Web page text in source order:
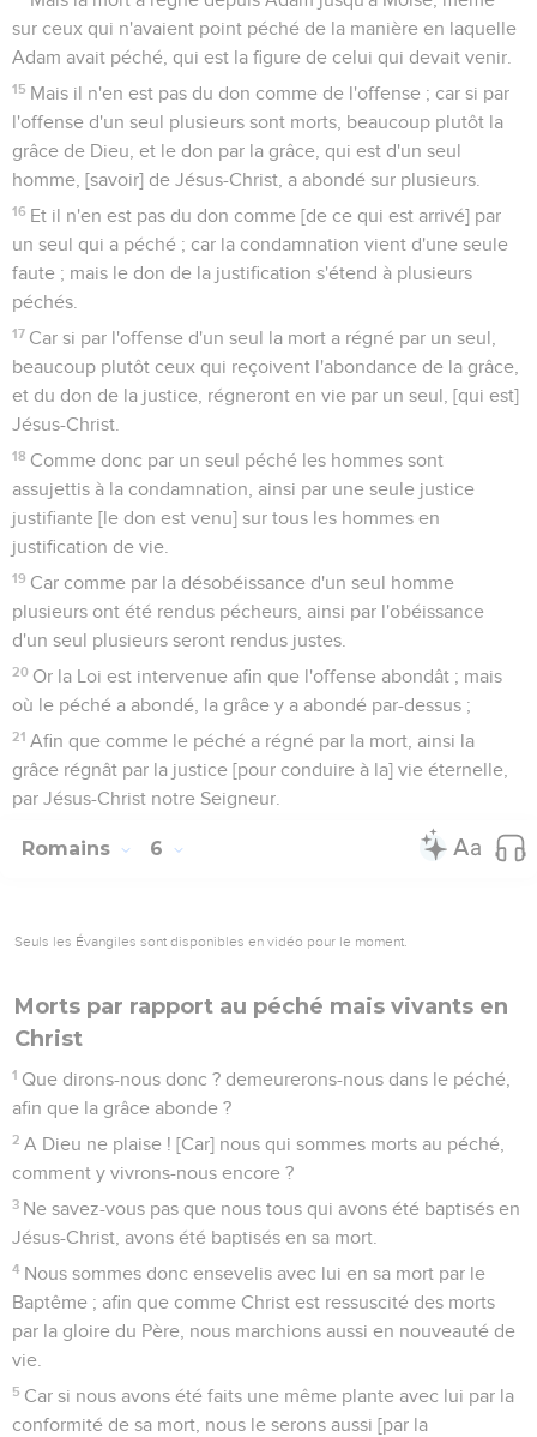
sur ceux qui n'avaient point péché de la manière en laquelle
Adam avait péché, qui est la figure de celui qui devait venir.
15 Mais il n'en est pas du don comme de l'offense ; car si par
l'offense d'un seul plusieurs sont morts, beaucoup plutôt la
grâce de Dieu, et le don par la grâce, qui est d'un seul
homme, [savoir] de Jésus-Christ, a abondé sur plusieurs.
16 Et il n'en est pas du don comme [de ce qui est arrivé] par
un seul qui a péché ; car la condamnation vient d'une seule
faute ; mais le don de la justification s'étend à plusieurs
péchés.
17 Car si par l'offense d'un seul la mort a régné par un seul,
beaucoup plutôt ceux qui reçoivent l'abondance de la grâce,
et du don de la justice, régneront en vie par un seul, [qui est]
Jésus-Christ.
18 Comme donc par un seul péché les hommes sont
assujettis à la condamnation, ainsi par une seule justice
justifiante [le don est venu] sur tous les hommes en
justification de vie.
19 Car comme par la désobéissance d'un seul homme
plusieurs ont été rendus pécheurs, ainsi par l'obéissance
d'un seul plusieurs seront rendus justes.
20 Or la Loi est intervenue afin que l'offense abondât ; mais
où le péché a abondé, la grâce y a abondé par-dessus ;
21 Afin que comme le péché a régné par la mort, ainsi la
grâce régnât par la justice [pour conduire à la] vie éternelle,
par Jésus-Christ notre Seigneur.
Romains 6
Seuls les Évangiles sont disponibles en vidéo pour le moment.
Morts par rapport au péché mais vivants en
Christ
1 Que dirons-nous donc ? demeurerons-nous dans le péché,
afin que la grâce abonde ?
2 A Dieu ne plaise ! [Car] nous qui sommes morts au péché,
comment y vivrons-nous encore ?
3 Ne savez-vous pas que nous tous qui avons été baptisés en
Jésus-Christ, avons été baptisés en sa mort.
4 Nous sommes donc ensevelis avec lui en sa mort par le
Baptême ; afin que comme Christ est ressuscité des morts
par la gloire du Père, nous marchions aussi en nouveauté de
vie.
5 Car si nous avons été faits une même plante avec lui par la
conformité de sa mort, nous le serons aussi [par la